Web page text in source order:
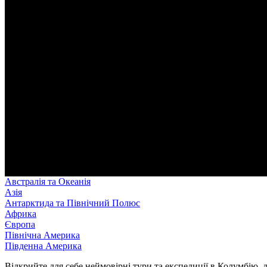
Австралія та Океанія
Азія
Антарктида та Північний Полюс
Африка
Європа
Північна Америка
Південна Америка